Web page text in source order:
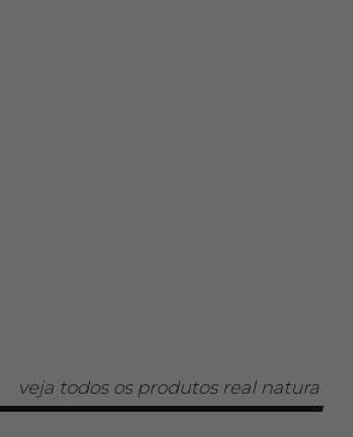
veja todos os produtos real natura